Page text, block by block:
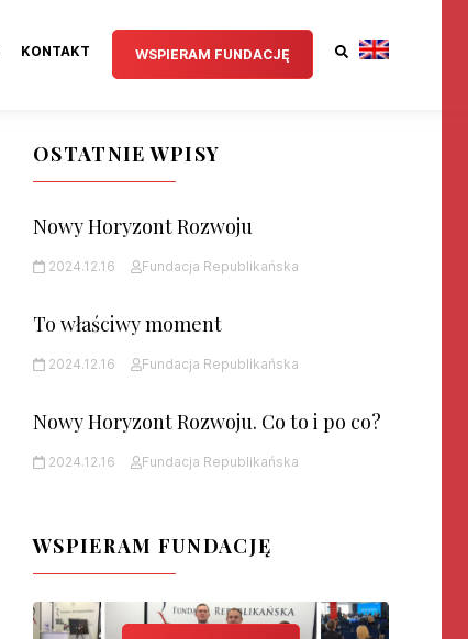
KONTAKT WSPIERAM FUNDACJĘ
OSTATNIE WPISY
Nowy Horyzont Rozwoju
2024.12.16 Fundacja Republikańska
To właściwy moment
2024.12.16 Fundacja Republikańska
Nowy Horyzont Rozwoju. Co to i po co?
2024.12.16 Fundacja Republikańska
WSPIERAM FUNDACJĘ